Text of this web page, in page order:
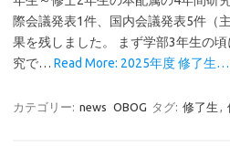
際会議発表1件、国内会議発表5件（
果を残しました。 まず学部3年生の
究で… Read More: 2025年度 修了生…
カテゴリー: news OBOG タグ: 修了生 ,